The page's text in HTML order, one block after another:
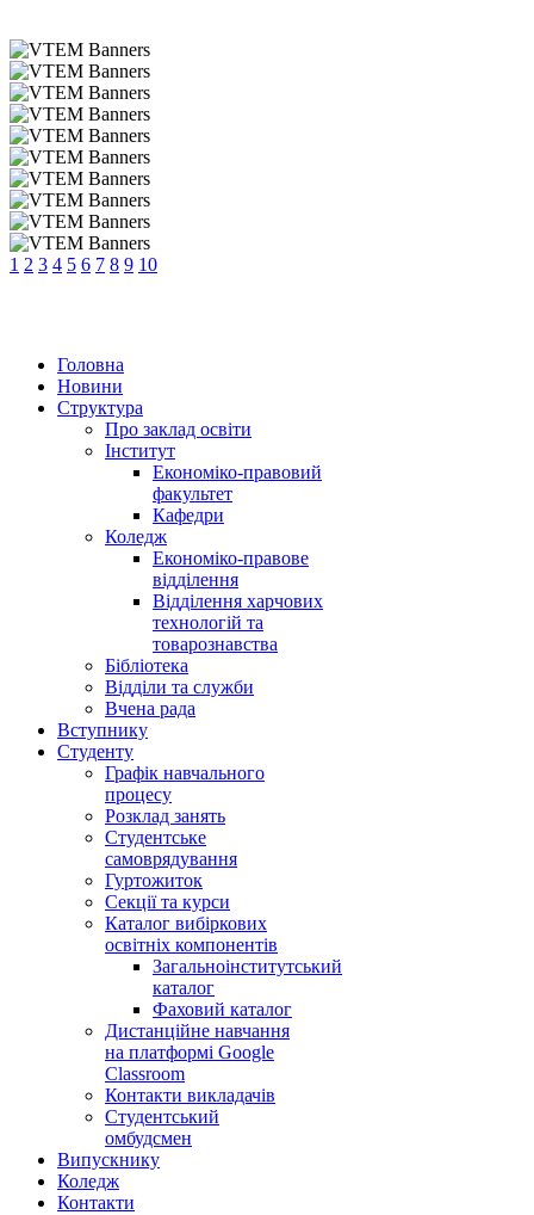
1 2 3 4 5 6 7 8 9 10
Головна
Новини
Структура
Про заклад освіти
Інститут
Економіко-правовий
факультет
Кафедри
Коледж
Економіко-правове
відділення
Відділення харчових
технологій та
товарознавства
Бібліотека
Відділи та служби
Вчена рада
Вступнику
Студенту
Графік навчального
процесу
Розклад занять
Студентське
самоврядування
Гуртожиток
Секції та курси
Каталог вибіркових
освітніх компонентів
Загальноінститутський
каталог
Фаховий каталог
Дистанційне навчання
на платформі Google
Classroom
Контакти викладачів
Студентський
омбудсмен
Випускнику
Коледж
Контакти